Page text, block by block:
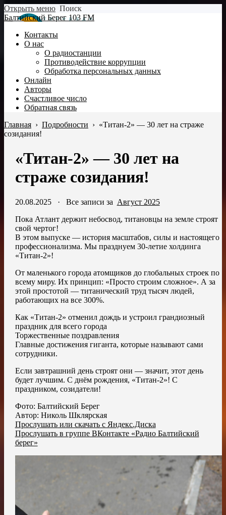
Открыть меню Поиск
Балтийский Берег 103 FM
Контакты
О нас
О радиостанции
Противодействие коррупции
Обработка персональных данных
Онлайн
Авторы
Счастливое число
Обратная связь
Главная › Подробности › «Титан-2» — 30 лет на страже
созидания!
«Титан-2» — 30 лет на
страже созидания!
20.08.2025· Все записи за Август 2025
Пока Атлант держит небосвод, титановцы на земле строят
свой чертог!
В этом выпуске — история масштабов, силы и настоящего
профессионализма. Мы празднуем 30-летие холдинга
«Титан-2»!
От маленького города атомщиков до глобальных строек по
всему миру. Их принцип: «Просто строим сложное». А за
этой простотой — титанический труд тысяч людей,
работающих на все 300%.
Как «Титан-2» отменил дождь и устроил грандиозный
праздник для всего города
Торжественные поздравления
Главные достижения гиганта, которые называют сами
сотрудники.
Если завтрашний день строят они — значит, этот день
будет лучшим. С днём рождения, «Титан-2»! С
праздником, созидатели!
Фото: Балтийский Берег
Автор: Николь Шклярская
Прослушать или скачать с Яндекс.Диска
Прослушать в группе ВКонтакте «Радио Балтийский
берег»